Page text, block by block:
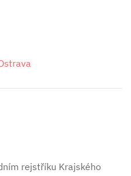
rejstříku Krajského